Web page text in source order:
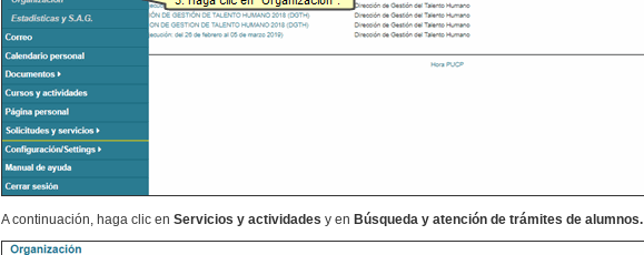
A continuación, haga clic en Servicios y actividades y en Búsqueda y atención de trámites de alumnos.